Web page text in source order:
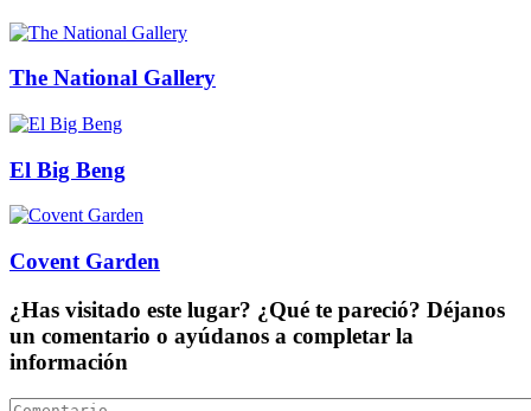
The National Gallery
El Big Beng
Covent Garden
¿Has visitado este lugar? ¿Qué te pareció? Déjanos
un comentario o ayúdanos a completar la
información